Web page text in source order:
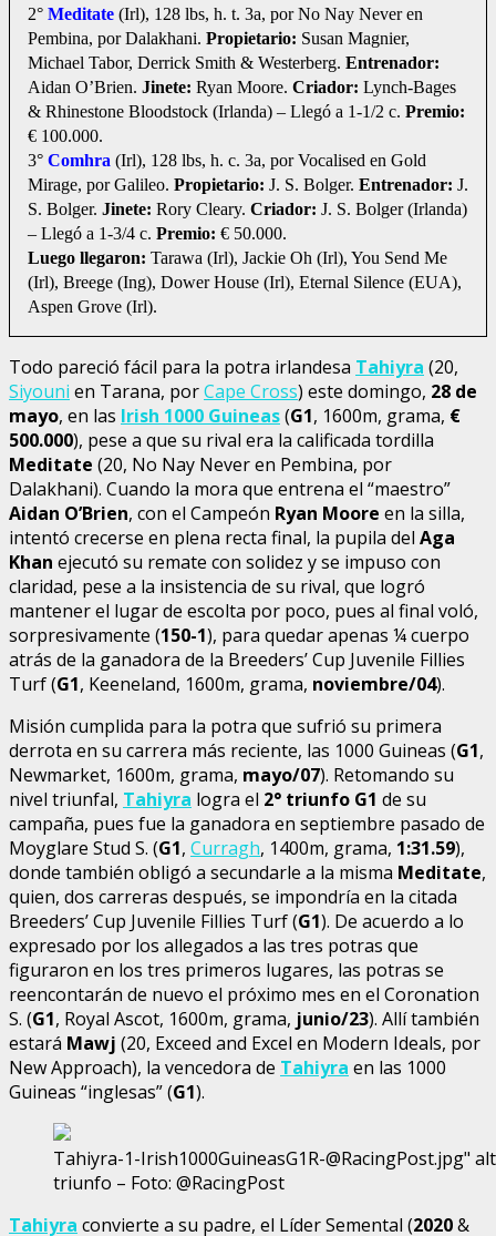
2° Meditate (Irl), 128 lbs, h. t. 3a, por No Nay Never en
Pembina, por Dalakhani. Propietario: Susan Magnier,
Michael Tabor, Derrick Smith & Westerberg. Entrenador:
Aidan O’Brien. Jinete: Ryan Moore. Criador: Lynch-Bages
& Rhinestone Bloodstock (Irlanda) – Llegó a 1-1/2 c. Premio:
€ 100.000.
3° Comhra (Irl), 128 lbs, h. c. 3a, por Vocalised en Gold
Mirage, por Galileo. Propietario: J. S. Bolger. Entrenador: J.
S. Bolger. Jinete: Rory Cleary. Criador: J. S. Bolger (Irlanda)
– Llegó a 1-3/4 c. Premio: € 50.000.
Luego llegaron: Tarawa (Irl), Jackie Oh (Irl), You Send Me
(Irl), Breege (Ing), Dower House (Irl), Eternal Silence (EUA),
Aspen Grove (Irl).
Todo pareció fácil para la potra irlandesa Tahiyra (20,
Siyouni en Tarana, porCape Cross) este domingo, 28 de
mayo, en las Irish 1000 Guineas(G1, 1600m, grama, €
500.000), pese a que su rival era la calificada tordilla
Meditate (20, No Nay Never en Pembina, por
Dalakhani). Cuando la mora que entrena el “maestro”
Aidan O’Brien, con el Campeón Ryan Moore en la silla,
intentó crecerse en plena recta final, la pupila del Aga
Khan ejecutó su remate con solidez y se impuso con
claridad, pese a la insistencia de su rival, que logró
mantener el lugar de escolta por poco, pues al final voló,
sorpresivamente (150-1), para quedar apenas ¼ cuerpo
atrás de la ganadora de la Breeders’ Cup Juvenile Fillies
Turf (G1, Keeneland, 1600m, grama, noviembre/04).
Misión cumplida para la potra que sufrió su primera
derrota en su carrera más reciente, las 1000 Guineas (G1,
Newmarket, 1600m, grama, mayo/07). Retomando su
nivel triunfal, Tahiyra logra el 2° triunfo G1 de su
campaña, pues fue la ganadora en septiembre pasado de
Moyglare Stud S. (G1, Curragh, 1400m, grama, 1:31.59),
donde también obligó a secundarle a la misma Meditate,
quien, dos carreras después, se impondría en la citada
Breeders’ Cup Juvenile Fillies Turf (G1). De acuerdo a lo
expresado por los allegados a las tres potras que
figuraron en los tres primeros lugares, las potras se
reencontarán de nuevo el próximo mes en el Coronation
S. (G1, Royal Ascot, 1600m, grama, junio/23). Allí también
estará Mawj (20, Exceed and Excel en Modern Ideals, por
New Approach), la vencedora de Tahiyra en las 1000
Guineas “inglesas” (G1).
Tahiyra-1-Irish1000GuineasG1R-@RacingPost.jpg"
triunfo – Foto: @RacingPost
Tahiyra convierte a su padre, el Líder Semental (2020&